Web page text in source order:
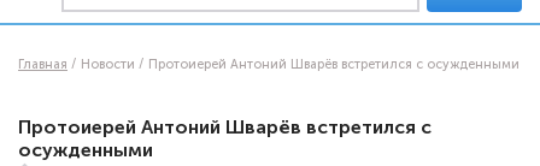
Главная Новости Протоиерей Антоний Шварёв встретился с осужденными
Протоиерей Антоний Шварёв встретился с
осужденными